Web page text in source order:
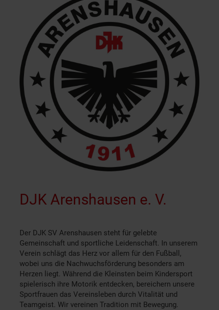
DJK Arenshausen e. V.
Der DJK SV Arenshausen steht für gelebte
Gemeinschaft und sportliche Leidenschaft. In unserem
Verein schlägt das Herz vor allem für den Fußball,
wobei uns die Nachwuchsförderung besonders am
Herzen liegt. Während die Kleinsten beim Kindersport
spielerisch ihre Motorik entdecken, bereichern unsere
Sportfrauen das Vereinsleben durch Vitalität und
Teamgeist. Wir vereinen Tradition mit Bewegung.